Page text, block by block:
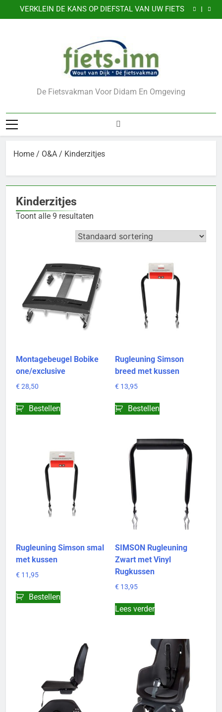
naar
VERKLEIN DE KANS OP DIEFSTAL VAN UW FIETS
CADEAUBONNEN
VERKLEIN DE KANS OP DIEFSTAL VAN UW FIETS
CADEAUBONNEN
De Fietsvakman Voor Didam En Omgeving
Home / O&A / Kinderzitjes
Kinderzitjes
Toont alle 9 resultaten
Montagebeugel Bobike
one/exclusive
€ 28,50
Bestellen
Rugleuning Simson
breed met kussen
€ 13,95
Bestellen
Rugleuning Simson smal
met kussen
€ 11,95
Bestellen
SIMSON Rugleuning
Zwart met Vinyl
Rugkussen
€ 13,95
Lees verder